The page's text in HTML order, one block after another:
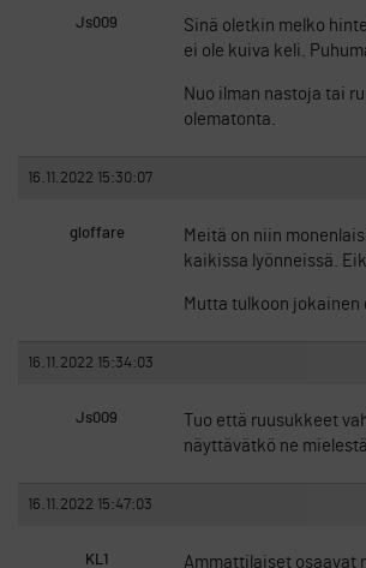
Js009
Sinä oletkin melko
ei ole kuiva keli.
Nuo ilman nastoja tai
olematonta.
16.11.2022 15:30:07
gloffare
Meitä on niin
kaikissa lyönneissä.
Mutta tulkoon jokainen
16.11.2022 15:34:03
Js009
Tuo että ruusukkeet
näyttävätkö ne
16.11.2022 15:47:03
KL1 Ammattilaiset osaavat